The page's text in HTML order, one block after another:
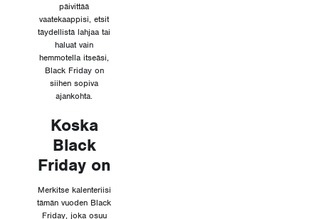
päivittää
vaatekaappisi, etsit
täydellistä lahjaa tai
haluat vain
hemmotella itseäsi,
Black Friday on
siihen sopiva
ajankohta.
Koska
Black
Friday on
Merkitse kalenteriisi
tämän vuoden Black
Friday, joka osuu